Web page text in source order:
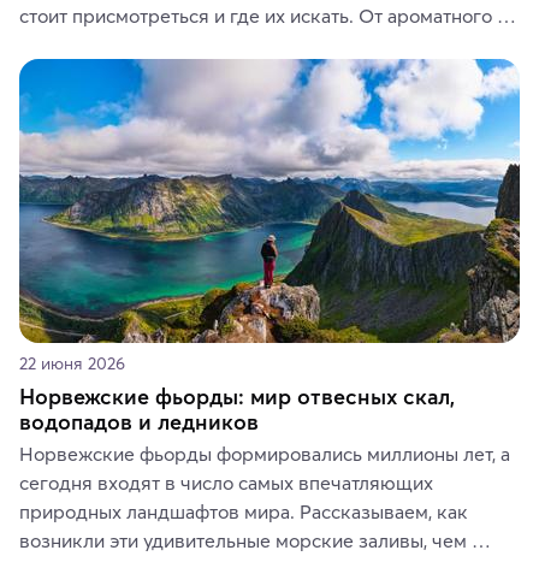
стоит присмотреться и где их искать. От ароматного
керамики и изделий из кожи на турецких рынках и в
аутентичных лавках — в подарок близким или себе на
память о путешествии.
22 июня 2026
Норвежские фьорды: мир отвесных скал,
водопадов и ледников
Норвежские фьорды формировались миллионы лет, а
сегодня входят в число самых впечатляющих
природных ландшафтов мира. Рассказываем, как
возникли эти удивительные морские заливы, чем